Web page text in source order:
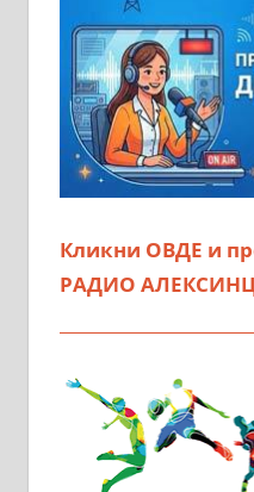
Кликни ОВДЕ и
РАДИО